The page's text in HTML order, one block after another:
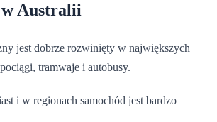
Australii
jest dobrze rozwinięty w największych
tramwaje i autobusy.
i w regionach samochód jest bardzo